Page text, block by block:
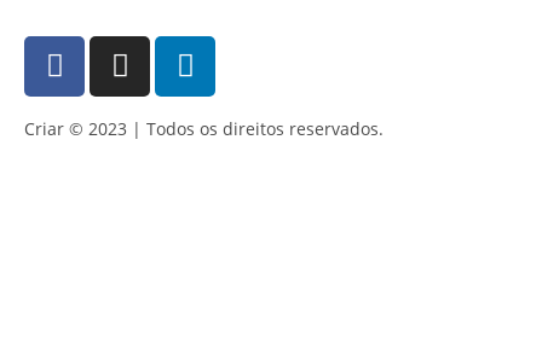
Criar © 2023 | Todos os direitos reservados.